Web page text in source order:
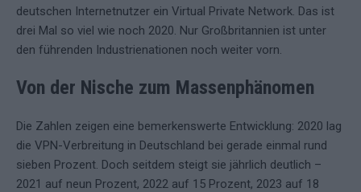
deutschen Internetnutzer ein Virtual Private Network. Das ist
drei Mal so viel wie noch 2020. Nur Großbritannien ist unter
den führenden Industrienationen noch weiter vorn.
Von der Nische zum Massenphänomen
Die Zahlen zeigen eine bemerkenswerte Entwicklung: 2020 lag
die VPN-Verbreitung in Deutschland bei gerade einmal rund
sieben Prozent. Doch seitdem steigt sie jährlich deutlich –
2021 auf neun Prozent, 2022 auf 15 Prozent, 2023 auf 18